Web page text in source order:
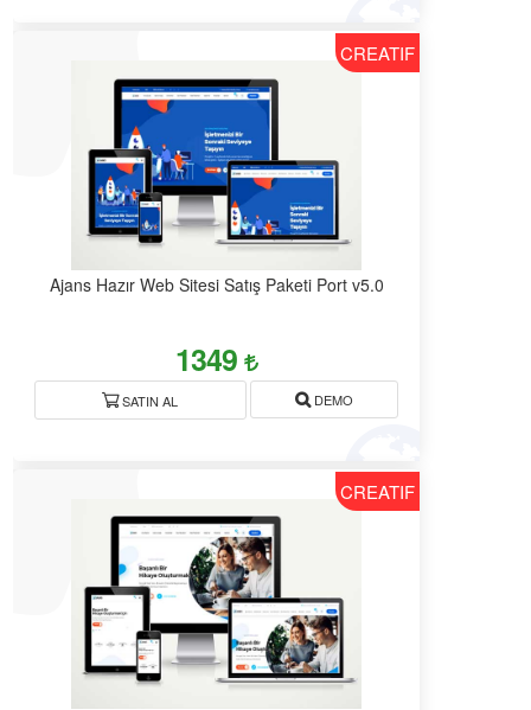
CREATIF
Ajans Hazır Web Sitesi Satış Paketi Port v5.0
1349
SATIN AL DEMO
CREATIF